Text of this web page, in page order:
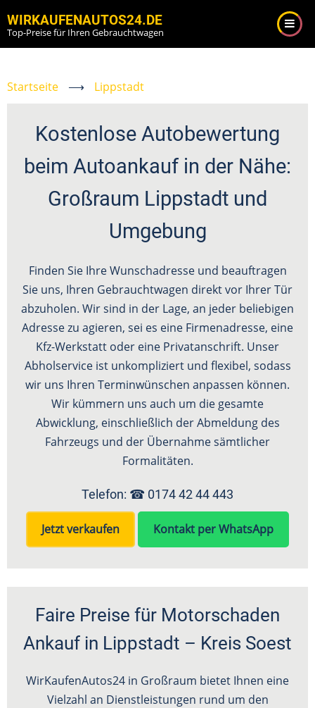
zum
Inhalt
WIRKAUFENAUTOS24.DE
Top-Preise für Ihren Gebrauchtwagen
Startseite ⟶ Lippstadt
Kostenlose Autobewertung
beim Autoankauf in der Nähe:
Großraum Lippstadt und
Umgebung
Finden Sie Ihre Wunschadresse und beauftragen
Sie uns, Ihren Gebrauchtwagen direkt vor Ihrer Tür
abzuholen. Wir sind in der Lage, an jeder beliebigen
Adresse zu agieren, sei es eine Firmenadresse, eine
Kfz-Werkstatt oder eine Privatanschrift. Unser
Abholservice ist unkompliziert und flexibel, sodass
wir uns Ihren Terminwünschen anpassen können.
Wir kümmern uns auch um die gesamte
Abwicklung, einschließlich der Abmeldung des
Fahrzeugs und der Übernahme sämtlicher
Formalitäten.
Telefon: ☎ 0174 42 44 443
Jetzt verkaufen Kontakt per WhatsApp
Faire Preise für Motorschaden
Ankauf in Lippstadt – Kreis Soest
WirKaufenAutos24 in Großraum bietet Ihnen eine
Vielzahl an Dienstleistungen rund um den